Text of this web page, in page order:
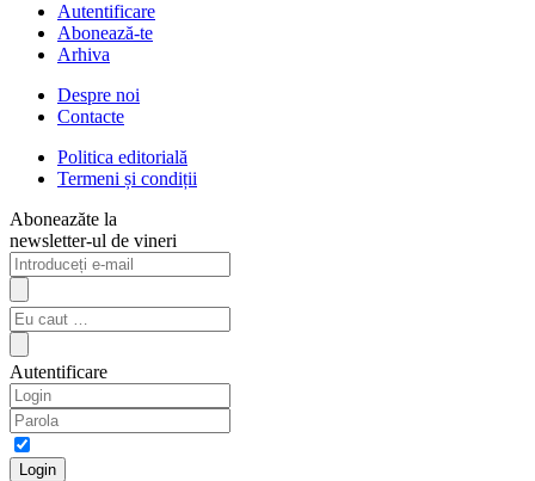
Autentificare
Abonează-te
Arhiva
Despre noi
Contacte
Politica editorială
Termeni și condiții
Aboneazăte la
newsletter-ul de vineri
Autentificare